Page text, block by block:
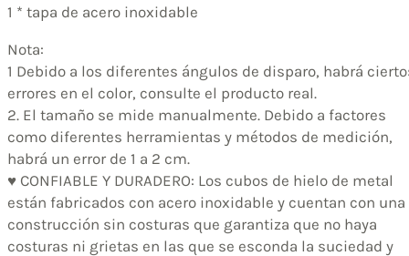
1 * tapa de acero inoxidable
Nota:
1 Debido a los diferentes ángulos de disparo, habrá
errores en el color, consulte el producto real.
2. El tamaño se mide manualmente. Debido a factores
como diferentes herramientas y métodos de medición,
habrá un error de 1 a 2 cm.
♥ CONFIABLE Y DURADERO: Los cubos de hielo de metal
están fabricados con acero inoxidable y cuentan con una
construcción sin costuras que garantiza que no haya
costuras ni grietas en las que se esconda la suciedad y